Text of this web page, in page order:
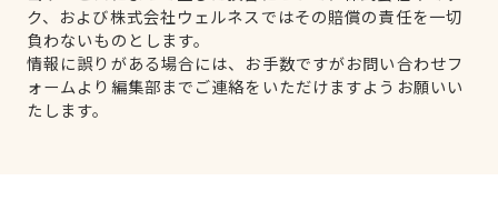
ク、および株式会社ウェルネスではその賠償の責任を一切
負わないものとします。
情報に誤りがある場合には、お手数ですがお問い合わせフ
ォームより編集部までご連絡をいただけますようお願いい
たします。